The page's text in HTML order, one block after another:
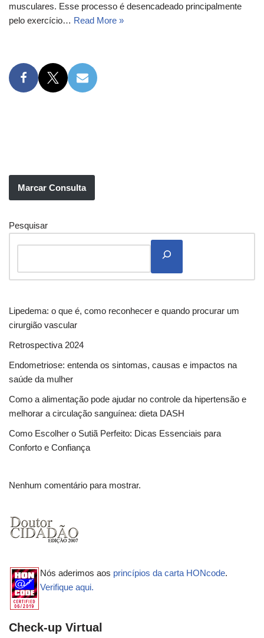
musculares. Esse processo é desencadeado principalmente
pelo exercício… Read More »
Marcar Consulta
Pesquisar
Lipedema: o que é, como reconhecer e quando procurar um
cirurgião vascular
Retrospectiva 2024
Endometriose: entenda os sintomas, causas e impactos na
saúde da mulher
Como a alimentação pode ajudar no controle da hipertensão e
melhorar a circulação sanguínea: dieta DASH
Como Escolher o Sutiã Perfeito: Dicas Essenciais para
Conforto e Confiança
Nenhum comentário para mostrar.
Nós aderimos aos princípios da carta HONcode.
Verifique aqui.
Check-up Virtual